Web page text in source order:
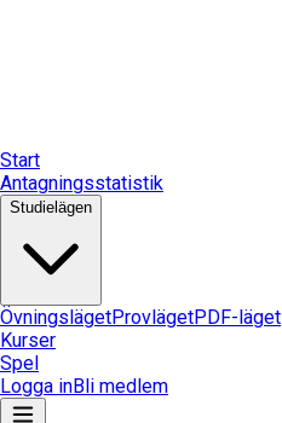
Start
Antagningsstatistik
Studielägen
ÖvningslägetProvlägetPDF-läget
Kurser
Spel
Logga inBli medlem